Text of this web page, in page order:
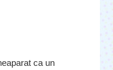
ca un